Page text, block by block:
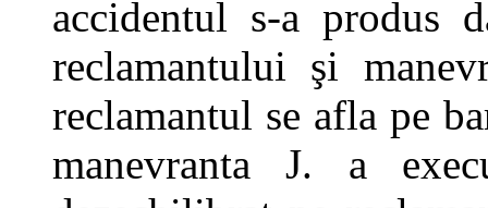
accidentul s-a produs
reclamantului şi
reclamantul se afla pe
manevranta J. a